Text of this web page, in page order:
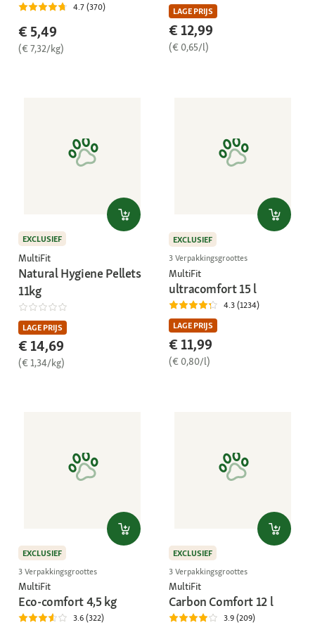
4.7 (370)
€ 5,49
(€ 7,32/kg)
LAGE PRIJS
€ 12,99
(€ 0,65/l)
EXCLUSIEF
MultiFit
Natural Hygiene Pellets
11kg
LAGE PRIJS
€ 14,69
(€ 1,34/kg)
EXCLUSIEF
3 Verpakkingsgroottes
MultiFit
ultracomfort 15 l
4.3 (1234)
LAGE PRIJS
€ 11,99
(€ 0,80/l)
EXCLUSIEF
3 Verpakkingsgroottes
MultiFit
Eco-comfort 4,5 kg
3.6 (322)
EXCLUSIEF
3 Verpakkingsgroottes
MultiFit
Carbon Comfort 12 l
3.9 (209)